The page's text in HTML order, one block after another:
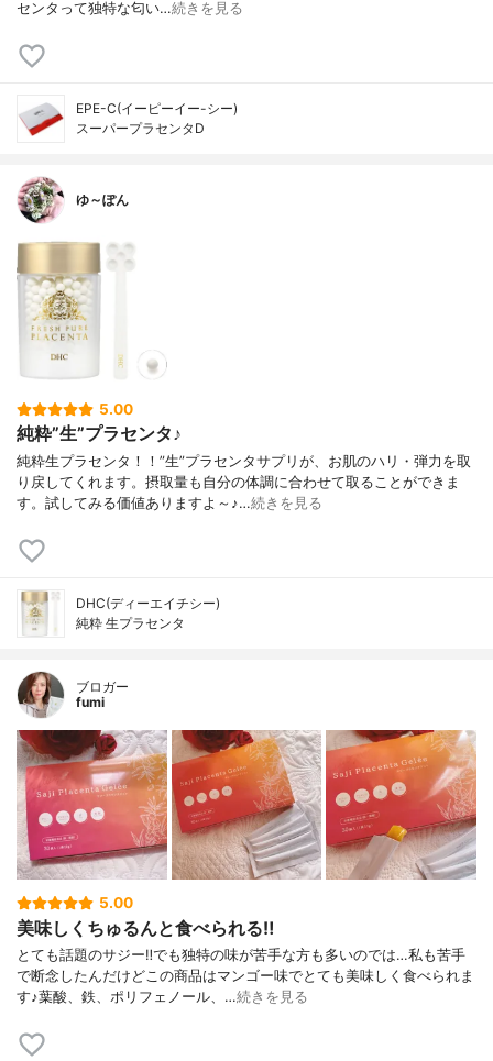
センタって独特な匂い…続きを見る
EPE-C(イーピーイー-シー)
スーパープラセンタD
ゆ～ぽん
5.00
純粋”生”プラセンタ♪
純粋生プラセンタ！！”生”プラセンタサプリが、お肌のハリ・弾力を取
り戻してくれます。摂取量も自分の体調に合わせて取ることができま
す。試してみる価値ありますよ～♪…続きを見る
DHC(ディーエイチシー)
純粋 生プラセンタ
ブロガー
fumi
5.00
美味しくちゅるんと食べられる‼️
とても話題のサジー‼️でも独特の味が苦手な方も多いのでは…私も苦手
で断念したんだけどこの商品はマンゴー味でとても美味しく食べられま
す♪葉酸、鉄、ポリフェノール、…続きを見る